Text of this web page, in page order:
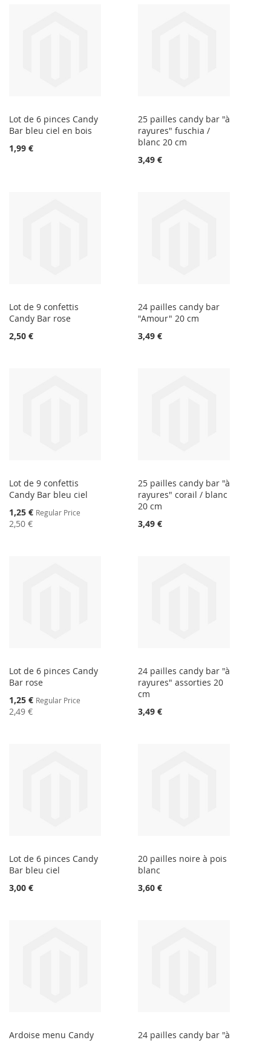
Lot de 6 pinces Candy
Bar bleu ciel en bois
1,99 €
25 pailles candy bar "à
rayures" fuschia /
blanc 20 cm
3,49 €
Lot de 9 confettis
Candy Bar rose
2,50 €
24 pailles candy bar
"Amour" 20 cm
3,49 €
Lot de 9 confettis
Candy Bar bleu ciel
Special
Price
1,25 € Regular Price
2,50 €
25 pailles candy bar "à
rayures" corail / blanc
20 cm
3,49 €
Lot de 6 pinces Candy
Bar rose
Special
Price
1,25 € Regular Price
2,49 €
24 pailles candy bar "à
rayures" assorties 20
cm
3,49 €
Lot de 6 pinces Candy
Bar bleu ciel
3,00 €
20 pailles noire à pois
blanc
3,60 €
Ardoise menu Candy
24 pailles candy bar "à